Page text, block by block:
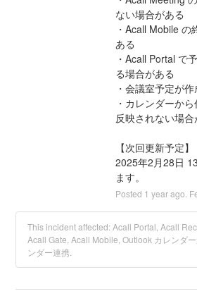
ない場合がある
・Acall Mobile
ある
・Acall Portal で
る場合がある
・会議室予定が
・カレンダーか
反映されない場合
【次回更新予定】
2025年2月28日
ます。
Posted 1 year ago.
This incident affected: Acall Portal, Acall
Acall Gate, Acall Mobile, Outlook カレンダ
ンダー連携.